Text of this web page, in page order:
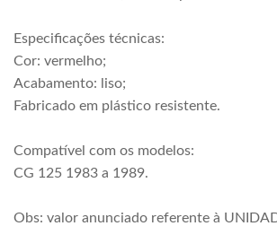
Especificações técnicas:
Cor: vermelho;
Acabamento: liso;
Fabricado em plástico resistente.
Compatível com os modelos:
CG 125 1983 a 1989.
Obs: valor anunciado referente à